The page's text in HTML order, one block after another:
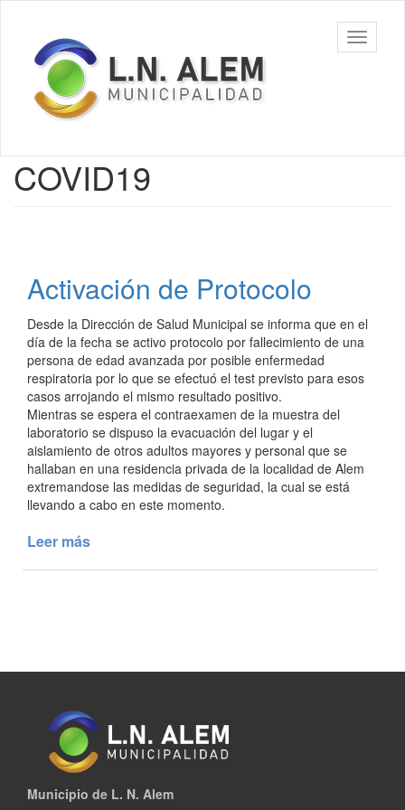
contenido
principal
Municipalidad
de L. N. Alem
barra
Contenido
COVID19
Activación de Protocolo
Desde la Dirección de Salud Municipal se informa que en el
día de la fecha se activo protocolo por fallecimiento de una
persona de edad avanzada por posible enfermedad
respiratoria por lo que se efectuó el test previsto para esos
casos arrojando el mismo resultado positivo.
Mientras se espera el contraexamen de la muestra del
laboratorio se dispuso la evacuación del lugar y el
aislamiento de otros adultos mayores y personal que se
hallaban en una residencia privada de la localidad de Alem
extremandose las medidas de seguridad, la cual se está
llevando a cabo en este momento.
Leer más
Municipio de L. N. Alem